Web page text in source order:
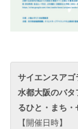
サイエンスアゴ
水都大阪のバ
るひと・まち・
【開催日時】